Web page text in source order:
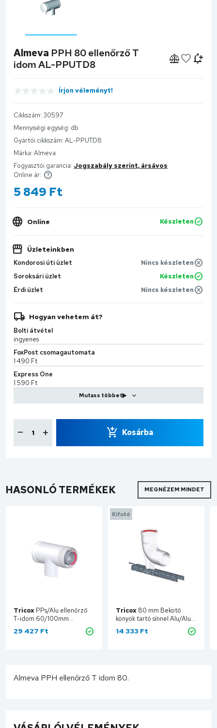
Almeva PPH 80 ellenőrző T
idom AL-PPUTD8
Írjon véleményt!
Cikkszám: 30597
Mennyiségi egység: db
Gyártói cikkszám: AL-PPUTD8
Márka: Almeva
Fogyasztói garancia: Jogszabály szerint, ársávos
Online ár:
5 849 Ft
Online Készleten
Üzleteinkben
Kondorosi úti üzlet
Nincs készleten
Soroksári üzlet
Készleten
Érdi üzlet
Nincs készleten
Hogyan vehetem át?
Bolti átvétel
ingyenes
FoxPost csomagautomata
1 490 Ft
Express One
1 590 Ft
2 599 Ft
CS-Sprint
Kosárba
HASONLÓ TERMÉKEK MEGNÉZEM MINDET
Tricox PPs/Alu ellenőrző
T-idom 60/100mm
PAET50C
29 427 Ft
Kifutó
Tricox80 mm Bekötő
könyök tartó sínnel Alu/Alu
ABK20
14 333 Ft
Almeva PPH ellenőrző T idom 80.